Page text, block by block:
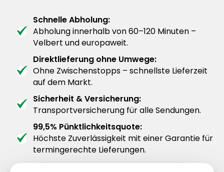
Schnelle Abholung:
Abholung innerhalb von 60–120 Minuten –
Velbert und europaweit.
Direktlieferung ohne Umwege:
Ohne Zwischenstopps – schnellste Lieferzeit
auf dem Markt.
Sicherheit & Versicherung:
Transportversicherung für alle Sendungen.
99,5% Pünktlichkeitsquote:
Höchste Zuverlässigkeit mit einer Garantie für
termingerechte Lieferungen.